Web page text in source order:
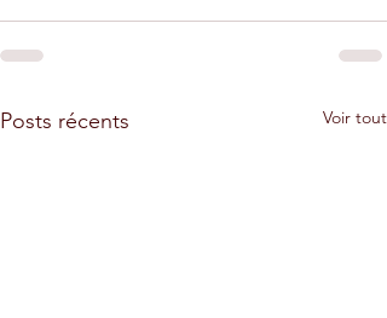
Posts récents Voir tout